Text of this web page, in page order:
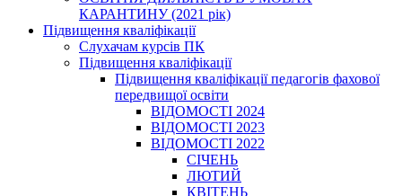
КАРАНТИНУ (2021 рік)
Підвищення кваліфікації
Слухачам курсів ПК
Підвищення кваліфікації
Підвищення кваліфікації педагогів фахової
передвищої освіти
ВІДОМОСТІ 2024
ВІДОМОСТІ 2023
ВІДОМОСТІ 2022
СІЧЕНЬ
ЛЮТИЙ
КВІТЕНЬ